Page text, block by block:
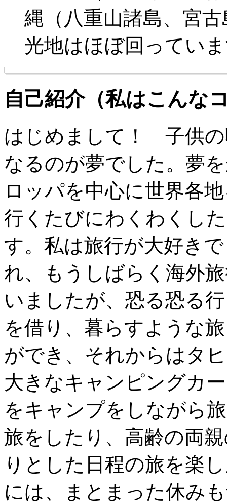
縄（八重山諸島、宮
光地はほぼ回ってい
自己紹介（私はこんな
はじめまして！ 子供の
なるのが夢でした。夢
ロッパを中心に世界各
行くたびにわくわくし
す。私は旅行が大好き
れ、もうしばらく海外
いましたが、恐る恐る
を借り、暮らすような
ができ、それからはタ
大きなキャンピングカ
をキャンプをしながら
旅をしたり、高齢の両
りとした日程の旅を楽
には、まとまった休み